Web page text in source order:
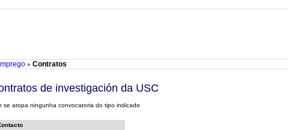
» Contratos
de investigación da USC
se atopa ningunha convocatoria do tipo indicado